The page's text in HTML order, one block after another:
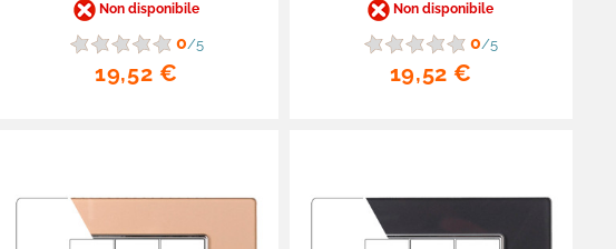
Non disponibile
0/5
19,52 €
Non disponibile
0/5
19,52 €